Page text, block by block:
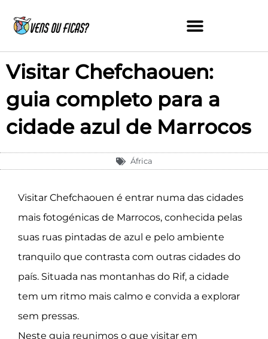
content
Visitar Chefchaouen:
guia completo para a
cidade azul de Marrocos
África
Visitar Chefchaouen é entrar numa das cidades
mais fotogénicas de Marrocos, conhecida pelas
suas ruas pintadas de azul e pelo ambiente
tranquilo que contrasta com outras cidades do
país. Situada nas montanhas do Rif, a cidade
tem um ritmo mais calmo e convida a explorar
sem pressas.
Neste guia reunimos o que visitar em